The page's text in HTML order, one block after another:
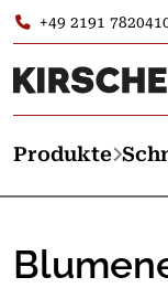
+49 2191
Produkte